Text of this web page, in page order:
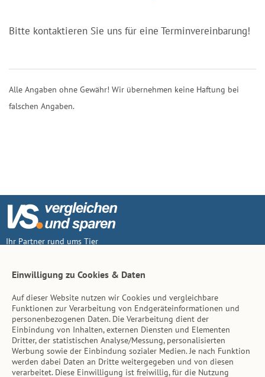
Bitte kontaktieren Sie uns für eine Terminvereinbarung!
Alle Angaben ohne Gewähr! Wir übernehmen keine Haftung bei
falschen Angaben.
Ihr Partner rund ums Tier
Inhalt
Tierarzt-Suche
Hinweise
Einwilligung zu Cookies & Daten
Auf dieser Website nutzen wir Cookies und vergleichbare
Funktionen zur Verarbeitung von Endgeräteinformationen und
personenbezogenen Daten. Die Verarbeitung dient der
Einbindung von Inhalten, externen Diensten und Elementen
Dritter, der statistischen Analyse/Messung, personalisierten
Werbung sowie der Einbindung sozialer Medien. Je nach Funktion
werden dabei Daten an Dritte weitergegeben und von diesen
verarbeitet. Diese Einwilligung ist freiwillig, für die Nutzung